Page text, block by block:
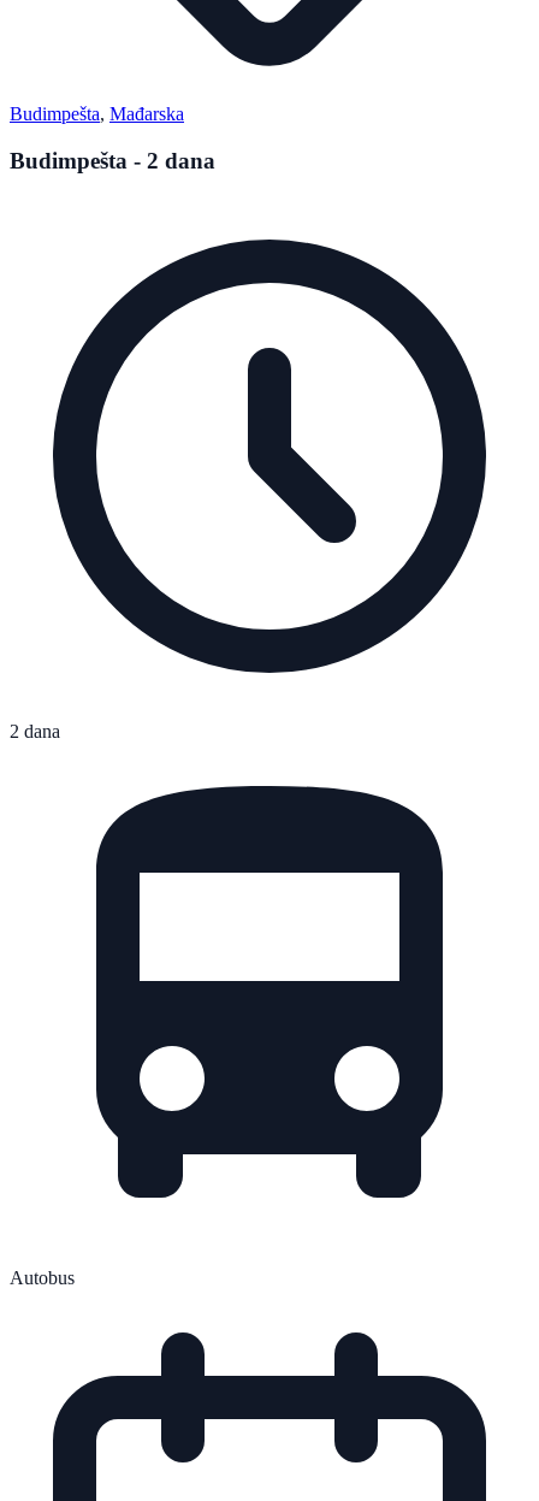
Budimpešta, Mađarska
Budimpešta - 2 dana
2 dana
Autobus